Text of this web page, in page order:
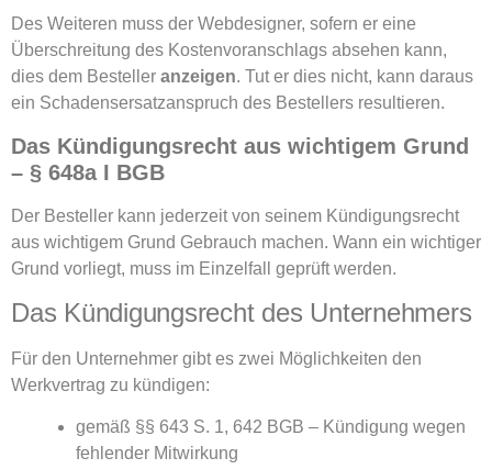
Des Weiteren muss der Webdesigner, sofern er eine
Überschreitung des Kostenvoranschlags absehen kann,
dies dem Besteller anzeigen. Tut er dies nicht, kann daraus
ein Schadensersatzanspruch des Bestellers resultieren.
Das Kündigungsrecht aus wichtigem Grund
– § 648a I BGB
Der Besteller kann jederzeit von seinem Kündigungsrecht
aus wichtigem Grund Gebrauch machen. Wann ein wichtiger
Grund vorliegt, muss im Einzelfall geprüft werden.
Das Kündigungsrecht des Unternehmers
Für den Unternehmer gibt es zwei Möglichkeiten den
Werkvertrag zu kündigen:
gemäß §§ 643 S. 1, 642 BGB – Kündigung wegen
fehlender Mitwirkung